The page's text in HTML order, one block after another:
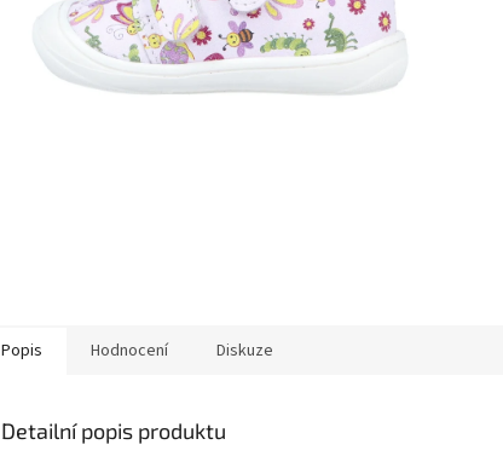
Popis Hodnocení Diskuze
Detailní popis produktu